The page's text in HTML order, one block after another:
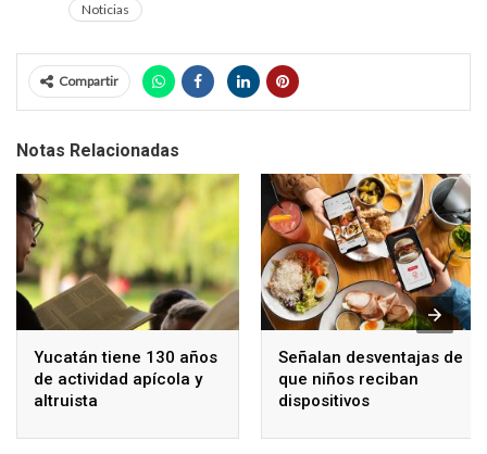
Noticias
Compartir
Notas Relacionadas
Yucatán tiene 130 años
de actividad apícola y
altruista
Señalan desventajas de
que niños reciban
dispositivos